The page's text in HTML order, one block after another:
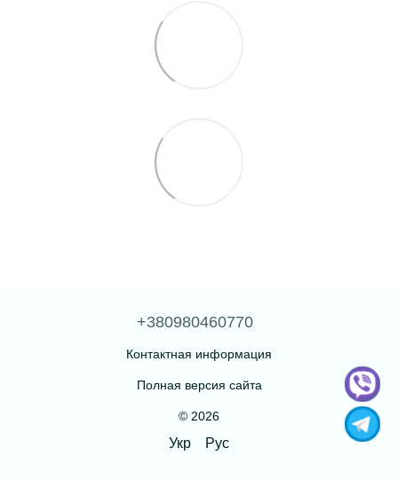
+380980460770
Контактная информация
Полная версия сайта
© 2026
Укр Рус